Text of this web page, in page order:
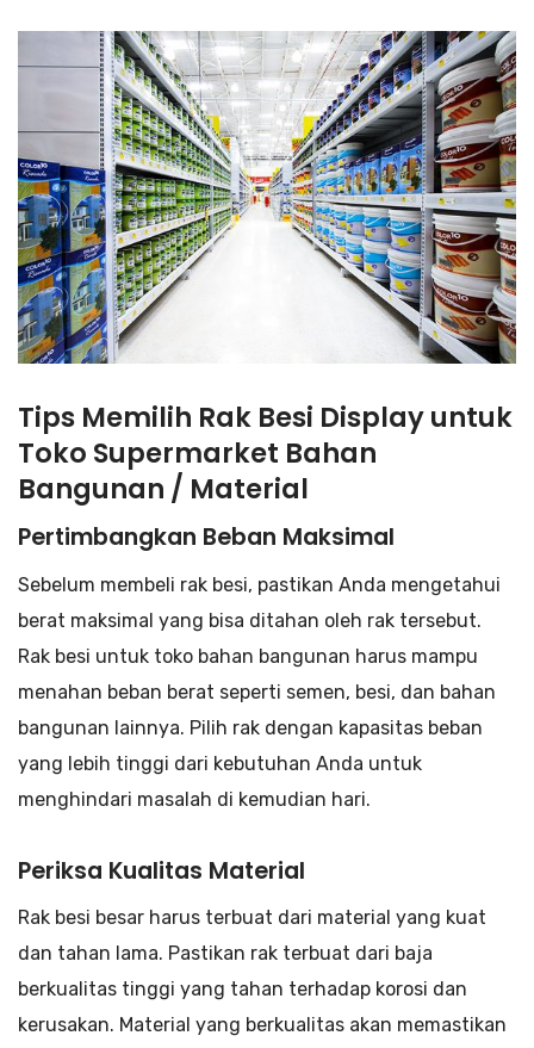
Tips Memilih Rak Besi Display untuk
Toko Supermarket Bahan
Bangunan / Material
Pertimbangkan Beban Maksimal
Sebelum membeli rak besi, pastikan Anda mengetahui
berat maksimal yang bisa ditahan oleh rak tersebut.
Rak besi untuk toko bahan bangunan harus mampu
menahan beban berat seperti semen, besi, dan bahan
bangunan lainnya. Pilih rak dengan kapasitas beban
yang lebih tinggi dari kebutuhan Anda untuk
menghindari masalah di kemudian hari.
Periksa Kualitas Material
Rak besi besar harus terbuat dari material yang kuat
dan tahan lama. Pastikan rak terbuat dari baja
berkualitas tinggi yang tahan terhadap korosi dan
kerusakan. Material yang berkualitas akan memastikan